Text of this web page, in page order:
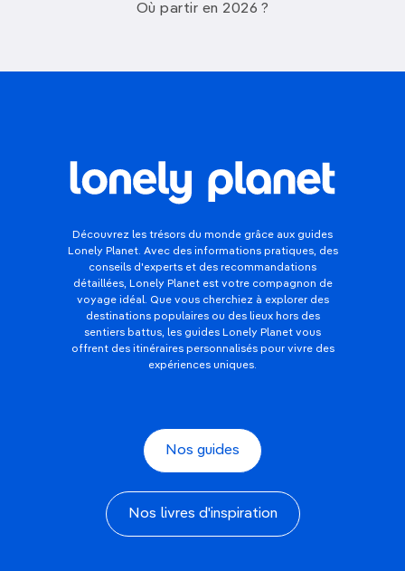
Où partir en 2026 ?
Découvrez les trésors du monde grâce aux guides
Lonely Planet. Avec des informations pratiques, des
conseils d'experts et des recommandations
détaillées, Lonely Planet est votre compagnon de
voyage idéal. Que vous cherchiez à explorer des
destinations populaires ou des lieux hors des
sentiers battus, les guides Lonely Planet vous
offrent des itinéraires personnalisés pour vivre des
expériences uniques.
Nos guides
Nos livres d'inspiration